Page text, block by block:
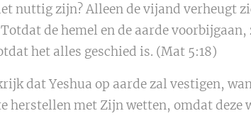
nuttig zijn? Alleen de vijand verheugt
de hemel en de aarde voorbijgaan,
het alles geschied is. (Mat 5:18)
dat Yeshua op aarde zal vestigen,
herstellen met Zijn wetten, omdat deze